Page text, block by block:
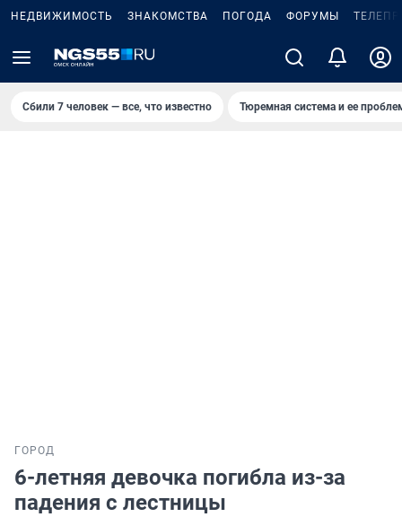
НЕДВИЖИМОСТЬ ЗНАКОМСТВА ПОГОДА ФОРУМЫ
Сбили 7 человек — все, что известно Тюремная система и ее
ГОРОД
6-летняя девочка погибла из-за
падения с лестницы